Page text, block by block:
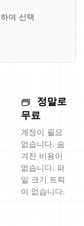
하여 선택
정말로
무료
계정이 필요
없습니다. 숨
겨진 비용이
없습니다. 파
일 크기 트릭
이 없습니다.